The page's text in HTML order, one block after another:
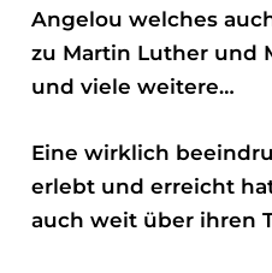
Angelouwelches
zu Martin Luther und
und viele weitere…
Eine wirklich
erlebt und erreicht
auch weit über ihren